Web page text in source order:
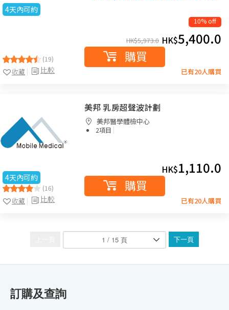
4天內可約
(19)
比較
收藏
10% off
HK$5,973.0 HK$5,400.0
購買
已有20人購買
4天內可約
(16)
比較
收藏
美邦 乳房超聲波計劃
美邦醫學體檢中心
2項目 |
HK$1,110.0
購買
已有20人購買
下一頁
訂購及查詢